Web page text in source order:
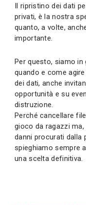
Il ripristino dei dati
privati, è la nostra
quanto, a volte,
importante.
Per questo, siamo
quando e come
dei dati, anche
opportunità e su
distruzione.
Perché cancellare
gioco da ragazzi
danni procurati dalla
spieghiamo sempre
una scelta definitiva.